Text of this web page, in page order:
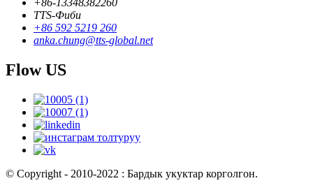
+86-13348382260
TTS-Фиби
+86 592 5219 260
anka.chung@tts-global.net
Flow US
© Copyright - 2010-2022 : Бардык укуктар корголгон.